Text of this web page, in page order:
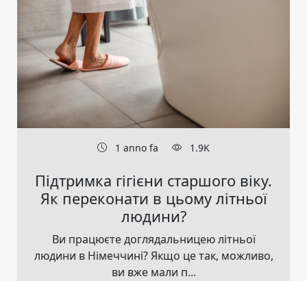
1 anno fa 1.9K
Підтримка гігієни старшого віку.
Як переконати в цьому літньої
людини?
Ви працюєте доглядальницею літньої
людини в Німеччині? Якщо це так, можливо,
ви вже мали п...